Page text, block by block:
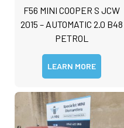
F56 MINI COOPER S JCW
2015 – AUTOMATIC 2.0 B48
PETROL
LEARN MORE